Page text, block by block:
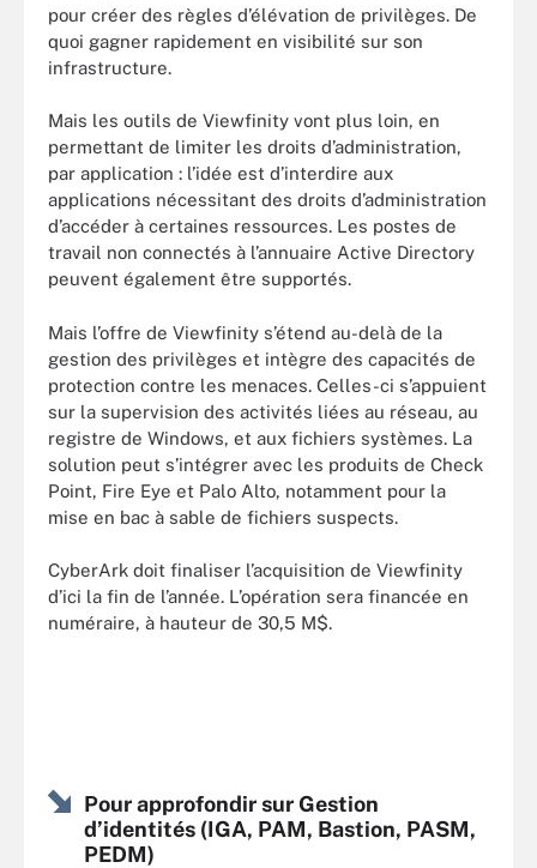
pour créer des règles d’élévation de privilèges. De
quoi gagner rapidement en visibilité sur son
infrastructure.
Mais les outils de Viewfinity vont plus loin, en
permettant de limiter les droits d’administration,
par application : l’idée est d’interdire aux
applications nécessitant des droits d’administration
d’accéder à certaines ressources. Les postes de
travail non connectés à l’annuaire Active Directory
peuvent également être supportés.
Mais l’offre de Viewfinity s’étend au-delà de la
gestion des privilèges et intègre des capacités de
protection contre les menaces. Celles-ci s’appuient
sur la supervision des activités liées au réseau, au
registre de Windows, et aux fichiers systèmes. La
solution peut s’intégrer avec les produits de Check
Point, Fire Eye et Palo Alto, notamment pour la
mise en bac à sable de fichiers suspects.
CyberArk doit finaliser l’acquisition de Viewfinity
d’ici la fin de l’année. L’opération sera financée en
numéraire, à hauteur de 30,5 M$.
Pour approfondir sur Gestion
d’identités (IGA, PAM, Bastion, PASM,
PEDM)